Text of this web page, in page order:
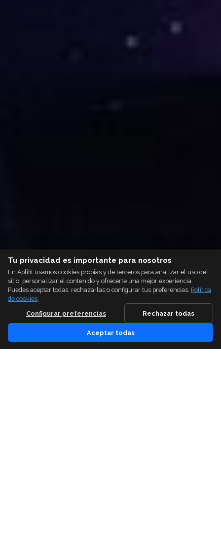
Tu privacidad es importante para nosotros
En Aplifit usamos cookies propias y de terceros para analizar el uso del
sitio, personalizar el contenido y ofrecerte una mejor experiencia.
Puedes aceptar todas, rechazarlas o configurar tus preferencias. Política
de cookies.
Configurar preferencias
Rechazar todas
Aceptar todas